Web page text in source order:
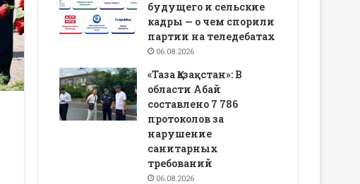
будущего и сельские
кадры — о чем спорили
партии на теледебатах
06.08.2026
«Таза Қазақстан»: В
области Абай
составлено 7 786
протоколов за
нарушение
санитарных
требований
06.08.2026